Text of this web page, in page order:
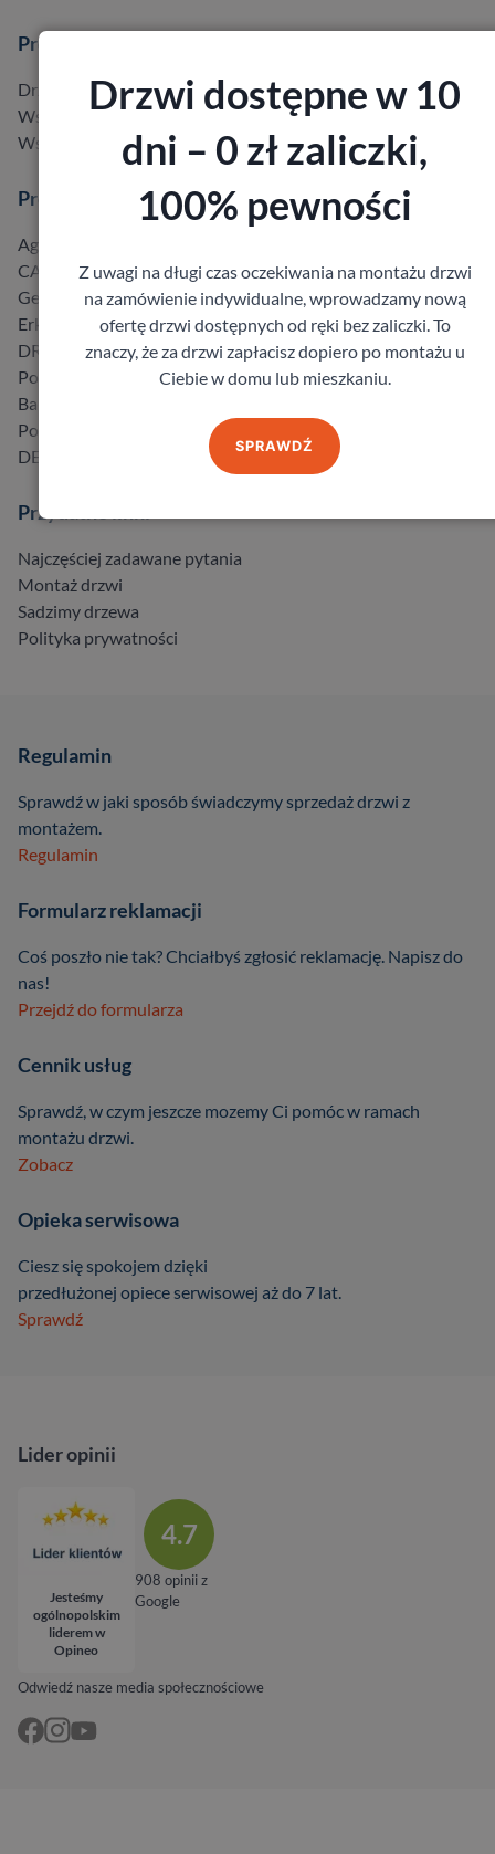
Produkty
Drzwi w promocji do -40%
Wszystkie produkty
Wszyscy producenci
Producenci
Agmar
CAL
Gerda
Erkado
DRE
Porta
Barański
Pol-Skone
DELTA
Przydatne linki
Najczęściej zadawane pytania
Montaż drzwi
Sadzimy drzewa
Polityka prywatności
Regulamin
Sprawdź w jaki sposób świadczymy sprzedaż drzwi z
montażem.
Regulamin
Formularz reklamacji
Coś poszło nie tak? Chciałbyś zgłosić reklamację. Napisz do
nas!
Przejdź do formularza
Cennik usług
Sprawdź, w czym jeszcze mozemy Ci pomóc w ramach
montażu drzwi.
Zobacz
Opieka serwisowa
Ciesz się spokojem dzięki
przedłużonej opiece serwisowej aż do 7 lat.
Sprawdź
Odwiedź nasze media społecznościowe
Lider opinii
Jesteśmy
ogólnopolskim
liderem w
Opineo
4.7
908 opinii z
Google
Drzwi dostępne w 10
dni – 0 zł zaliczki,
100% pewności
Z uwagi na długi czas oczekiwania na montażu drzwi
na zamówienie indywidualne, wprowadzamy nową
ofertę drzwi dostępnych od ręki bez zaliczki. To
znaczy, że za drzwi zapłacisz dopiero po montażu u
Ciebie w domu lub mieszkaniu.
SPRAWDŹ